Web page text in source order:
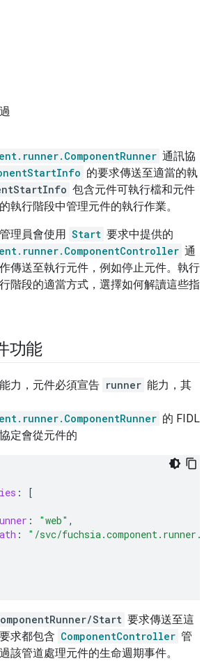
通訊協
的要求傳送至適當的執
包含元件可執行檔和元件
執行階段中管理元件的執行作業。
理員會使用 Start 要求中提供的
通
傳送至執行元件，例如停止元件。執行
階段的適當方式，選擇如何解讀這些指
功能
力，元件必須宣告 runner 能力，其
的 FIDL
定會從元件的
:
[
: "web" ,
:
"/svc/
Start 要求傳送至這
求都包含 ComponentController 管
該管道處理元件的生命週期事件。